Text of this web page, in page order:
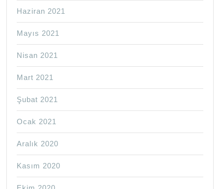
Haziran 2021
Mayıs 2021
Nisan 2021
Mart 2021
Şubat 2021
Ocak 2021
Aralık 2020
Kasım 2020